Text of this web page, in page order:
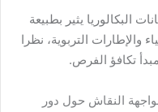
يثير بطبيعة
والإطارات التربوية، نظرا
تكافؤ الفرص.
النقاش حول دور